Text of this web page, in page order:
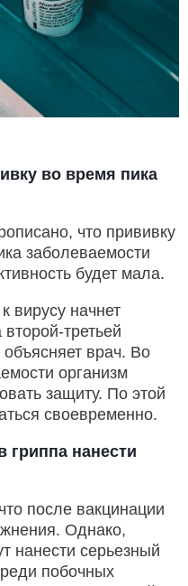
во время пика
что прививку
заболеваемости
будет мала.
вирусу начнет
третьей
врач. Во
организм
защиту. По этой
своевременно.
гриппа нанести
после вакцинации
Однако,
нанести серьезный
побочных